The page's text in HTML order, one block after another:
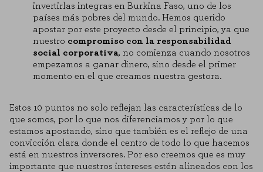
invertirlas integras en Burkina Faso, uno de los
países más pobres del mundo. Hemos querido
apostar por este proyecto desde el principio, ya que
nuestro compromiso con la responsabilidad
social corporativa, no comienza cuando nosotros
empezamos a ganar dinero, sino desde el primer
momento en el que creamos nuestra gestora.
Estos 10 puntos no solo reflejan las características de lo
que somos, por lo que nos diferenciamos y por lo que
estamos apostando, sino que también es el reflejo de una
convicción clara donde el centro de todo lo que hacemos
está en nuestros inversores. Por eso creemos que es muy
importante que nuestros intereses estén alineados con los
Puedes volver a configurar tus cookies desde la sección "Configuración de
cookies" al pie de la página. También puedes consultar nuestra
política de cookies